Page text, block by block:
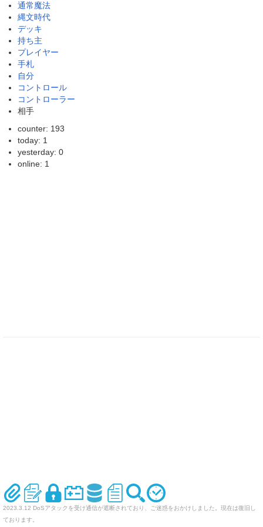
通常魔法
縄文時代
デッキ
持ち主
プレイヤー
手札
自分
コントロール
コントローラー
相手
counter: 193
today: 1
yesterday: 0
online: 1
2023.3.12 DoSアタックを受け通信が遮断されており、ご迷惑をおかけしました。現在は復旧し
ております。